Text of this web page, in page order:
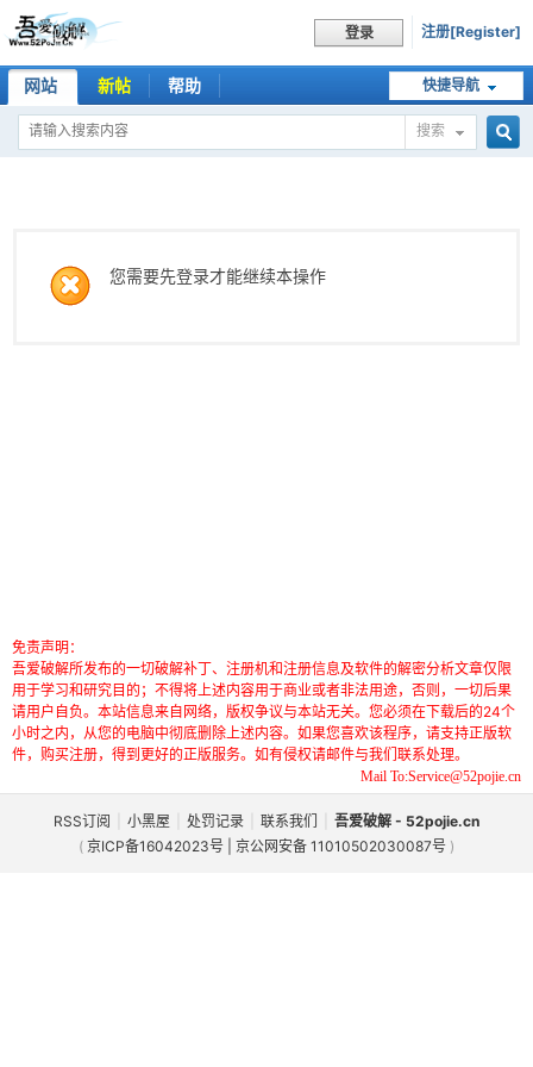
登录 注册[Register]
快捷导航
网站 新帖 帮助
搜索
您需要先登录才能继续本操作
免责声明：
吾爱破解所发布的一切破解补丁、注册机和注册信息及软件的解密分析文章仅限
用于学习和研究目的；不得将上述内容用于商业或者非法用途，否则，一切后果
请用户自负。本站信息来自网络，版权争议与本站无关。您必须在下载后的24个
小时之内，从您的电脑中彻底删除上述内容。如果您喜欢该程序，请支持正版软
件，购买注册，得到更好的正版服务。如有侵权请邮件与我们联系处理。
Mail To:Service@52pojie.cn
RSS订阅 小黑屋 处罚记录 联系我们
吾爱破解 - 52pojie.cn
( 京ICP备16042023号 | 京公网安备 11010502030087号 )